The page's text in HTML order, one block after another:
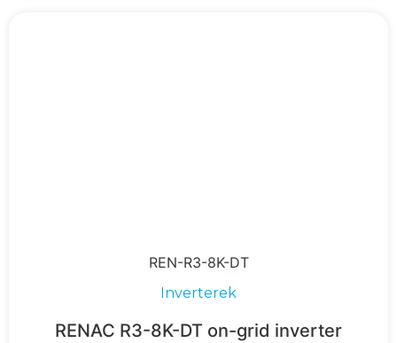
REN-R3-8K-DT
Inverterek
RENAC R3-8K-DT on-grid inverter